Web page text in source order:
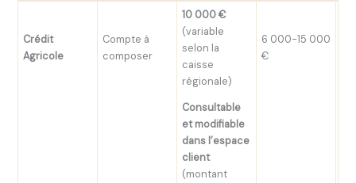
Crédit
Agricole
Compte à
composer
10 000 €
(variable
selon la
caisse
régionale)
6 000-15 000
€
Consultable
et modifiable
dans l’espace
client
(montant